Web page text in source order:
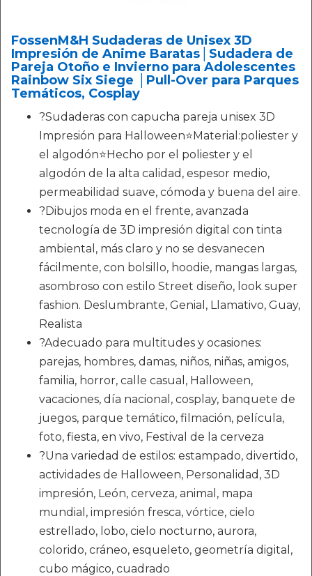
FossenM&H Sudaderas de Unisex 3D
Impresión de Anime Baratas│‍Sudadera de
Pareja Otoño e Invierno para Adolescentes
Rainbow Six Siege │Pull-Over para Parques
Temáticos, Cosplay
?Sudaderas con capucha pareja unisex 3D
Impresión para Halloween⭐Material:poliester y
el algodón⭐Hecho por el poliester y el
algodón de la alta calidad, espesor medio,
permeabilidad suave, cómoda y buena del aire.
?Dibujos moda en el frente, avanzada
tecnología de 3D impresión digital con tinta
ambiental, más claro y no se desvanecen
fácilmente, con bolsillo, hoodie, mangas largas,
asombroso con estilo Street diseño, look super
fashion. Deslumbrante, Genial, Llamativo, Guay,
Realista
?Adecuado para multitudes y ocasiones:
parejas, hombres, damas, niños, niñas, amigos,
familia, horror, calle casual, Halloween,
vacaciones, día nacional, cosplay, banquete de
juegos, parque temático, filmación, película,
foto, fiesta, en vivo, Festival de la cerveza
?Una variedad de estilos: estampado, divertido,
actividades de Halloween, Personalidad, 3D
impresión, León, cerveza, animal, mapa
mundial, impresión fresca, vórtice, cielo
estrellado, lobo, cielo nocturno, aurora,
colorido, cráneo, esqueleto, geometría digital,
cubo mágico, cuadrado